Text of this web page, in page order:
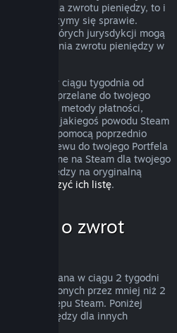
uzyskania zwrotu pieniędzy, to i
a my przyjrzymy się sprawie.
niektórych jurysdykcji mogą
uzyskania zwrotu pieniędzy w
pieniężną w ciągu tygodnia od
zostaną przelane do twojego
tej samej metody płatności,
Jeśli z jakiegoś powodu Steam
za pomocą poprzednio
przelewu do twojego Portfela
dostępne na Steam dla twojego
pieniędzy na oryginalną
aby zobaczyć ich listę.
o zwrot
dokonana w ciągu 2 tygodni
uruchomionych przez mniej niż 2
ze Sklepu Steam. Poniżej
pieniędzy dla innych